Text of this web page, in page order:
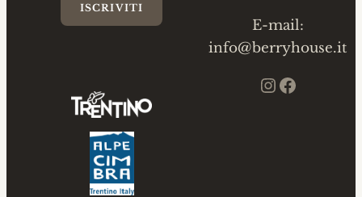
E-mail:
info@berryhouse.it
Instagram